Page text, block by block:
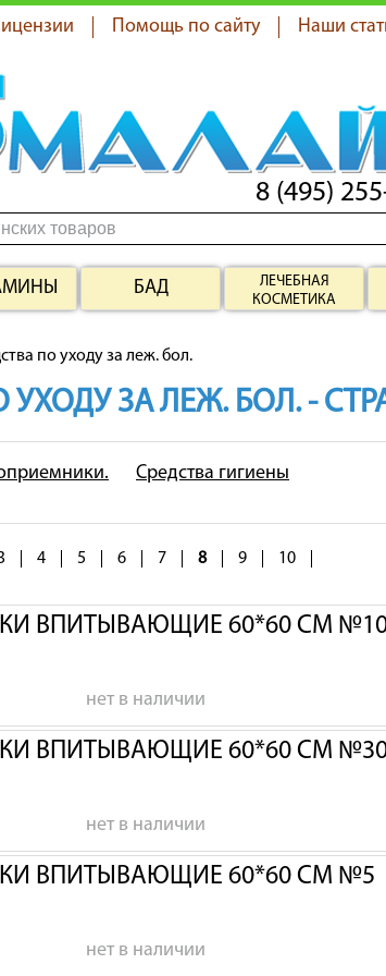
Помощь по сайту Наши
8 (495)
БАД
ЛЕЧЕБНАЯ
КОСМЕТИКА
по уходу за леж. бол.
УХОДУ ЗА ЛЕЖ. БОЛ. -
Средства гигиены
4 5 6 7 8 9 10
ВПИТЫВАЮЩИЕ 60*60 СМ
нет в наличии
ВПИТЫВАЮЩИЕ 60*60 СМ
нет в наличии
ВПИТЫВАЮЩИЕ 60*60 СМ №5
нет в наличии